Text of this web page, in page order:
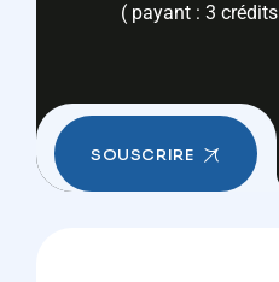
( payant : 3
SOUSCRIRE